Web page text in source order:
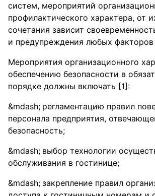
систем, мероприятий
профилактического характера, от
сочетания зависит
и предупреждения любых
Мероприятия организационного
обеспечению безопасности в
порядке должны включать [1]:
регламентацию правил
персонала предприятия,
безопасность;
выбор технологии
обслуживания в гостинице;
закрепление правил